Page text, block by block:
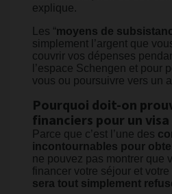
explique.
Les “moyens de
simplement l’argent que
couvrir vos dépenses
l’espace Schengen et pour
vous ou poursuivre vers un
Pourquoi doit-on
financiers pour un visa
Parce que c’est l’une des
incontournables pour
ne pouvez pas montrer que
financer votre séjour et votre
sera tout simplement